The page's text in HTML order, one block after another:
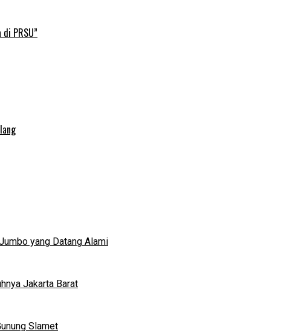
PRSU”
yang Datang Alami
Jakarta Barat
Slamet